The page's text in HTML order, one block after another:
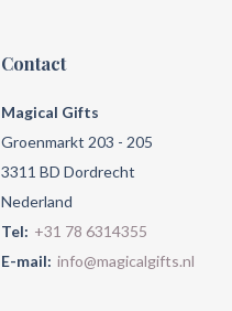
Contact
Magical Gifts
Groenmarkt 203 - 205
3311 BD Dordrecht
Nederland
Tel: +31 78 6314355
E-mail: info@magicalgifts.nl